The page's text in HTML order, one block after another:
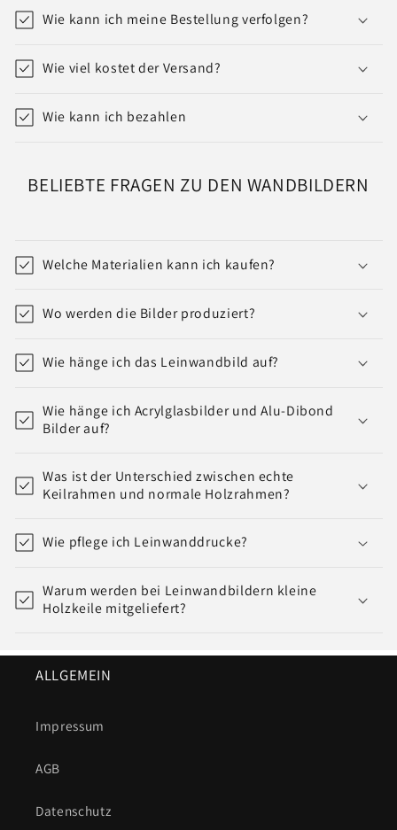
Wie kann ich meine Bestellung verfolgen?
Wie viel kostet der Versand?
Wie kann ich bezahlen
BELIEBTE FRAGEN ZU DEN WANDBILDERN
Welche Materialien kann ich kaufen?
Wo werden die Bilder produziert?
Wie hänge ich das Leinwandbild auf?
Wie hänge ich Acrylglasbilder und Alu-Dibond
Bilder auf?
Was ist der Unterschied zwischen echte
Keilrahmen und normale Holzrahmen?
Wie pflege ich Leinwanddrucke?
Warum werden bei Leinwandbildern kleine
Holzkeile mitgeliefert?
ALLGEMEIN
Impressum
AGB
Datenschutz